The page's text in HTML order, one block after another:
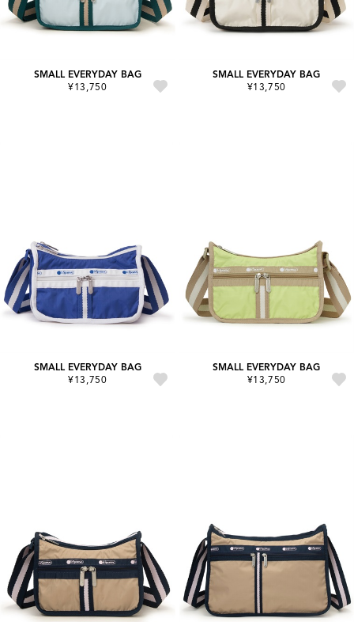
SMALL EVERYDAY BAG
¥13,750
SMALL EVERYDAY BAG
¥13,750
SMALL EVERYDAY BAG
¥13,750
SMALL EVERYDAY BAG
¥13,750